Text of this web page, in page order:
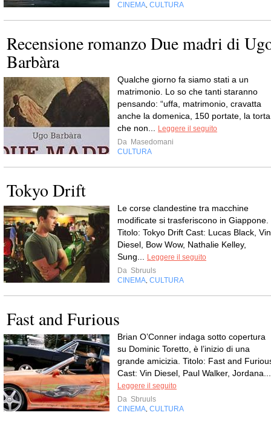
CINEMA CULTURA
Recensione romanzo Due madri di
Barbàra
Qualche giorno fa siamo stati a un
matrimonio. Lo so che tanti staranno
pensando: “uffa, matrimonio, cravatta
anche la domenica, 150 portate, la torta
che non...
Leggere il seguito
Da Masedomani
CULTURA
Tokyo Drift
Le corse clandestine tra macchine
modificate si trasferiscono in Giappone.
Titolo: Tokyo Drift Cast: Lucas Black, Vin
Diesel, Bow Wow, Nathalie Kelley,
Sung...
Leggere il seguito
Da Sbruuls
CINEMA CULTURA
Fast and Furious
Brian O’Conner indaga sotto copertura
su Dominic Toretto, è l’inizio di una
grande amicizia. Titolo: Fast and
Cast: Vin Diesel, Paul Walker, Jordana...
Leggere il seguito
Da Sbruuls
CINEMA CULTURA